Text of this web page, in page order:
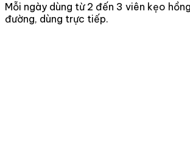
Mỗi ngày dùng từ 2 đến 3 viên kẹo
đường, dùng trực tiếp.